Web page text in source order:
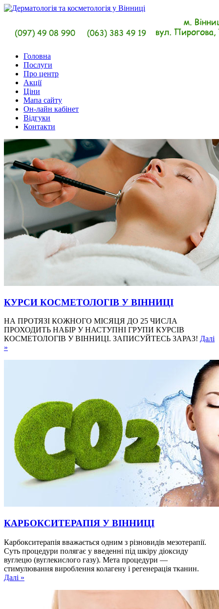
Головна
Послуги
Про центр
Акції
Ціни
Мапа сайту
Он-лайн кабінет
Відгуки
Контакти
КУРСИ КОСМЕТОЛОГІВ У ВІННИЦІ
НА ПРОТЯЗІ КОЖНОГО МІСЯЦЯ ДО 25 ЧИСЛА
ПРОХОДИТЬ НАБІР У НАСТУПНІ ГРУПИ КУРСІВ
КОСМЕТОЛОГІВ У ВІННИЦІ. ЗАПИСУЙТЕСЬ ЗАРАЗ! Далі
»
КАРБОКСИТЕРАПІЯ У ВІННИЦІ
Карбокситерапія вважається одним з різновидів мезотерапії.
Суть процедури полягає у введенні під шкіру діоксиду
вуглецю (вуглекислого газу). Мета процедури —
стимулювання вироблення колагену і регенерація тканин.
Далі »